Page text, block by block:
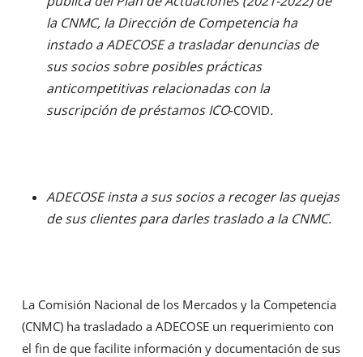
la CNMC, laDirección de Competencia ha
instado a ADECOSE a trasladar denuncias de
sus socios sobre posibles prácticas
anticompetitivasrelacionadas con la
suscripción de préstamos ICO-COVID.
ADECOSE insta a sus socios a recoger las quejas
de sus clientes para darles traslado a la CNMC.
La Comisión Nacional de los Mercados y la Competencia
(CNMC) ha trasladado a ADECOSE un requerimiento con
el fin de que facilite información y documentación de sus